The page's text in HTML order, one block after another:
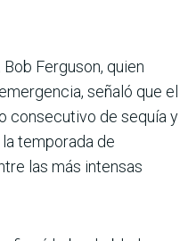
Ferguson, quien
señaló que el
consecutivo de sequía y
temporada de
las más intensas